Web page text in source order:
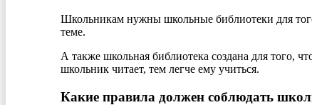
Школьникам нужны школьные библиотеки для
теме.
А также школьная библиотека создана для того,
школьник читает, тем легче ему учиться.
Какие правила должен соблюдать